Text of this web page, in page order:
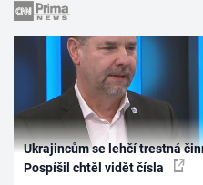
Ukrajincům se lehčí trestná
Pospíšil chtěl vidět čísla